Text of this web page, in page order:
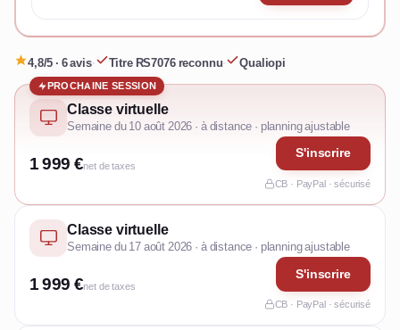
4,8/5 · 6 avis· Titre RS7076 reconnu· Qualiopi
PROCHAINE SESSION
Classe virtuelle
Semaine du 10 août 2026 · à distance · planning ajustable
1 999 €net de taxes
S'inscrire
CB · PayPal · sécurisé
Classe virtuelle
Semaine du 17 août 2026 · à distance · planning ajustable
1 999 €net de taxes
S'inscrire
CB · PayPal · sécurisé